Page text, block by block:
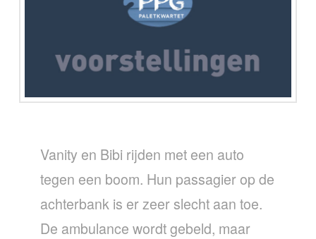
Vanity en Bibi rijden met een auto
tegen een boom. Hun passagier op de
achterbank is er zeer slecht aan toe.
De ambulance wordt gebeld, maar